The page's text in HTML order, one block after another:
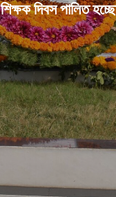
দিবস পালিত হচ্ছে